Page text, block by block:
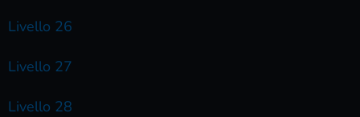
Livello 26
Livello 27
Livello 28